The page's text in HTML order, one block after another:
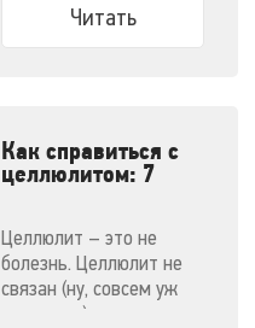
ручную кладь и не
дадут испортить
Читать
Как справиться с
целлюлитом: 7
Целлюлит – это не
болезнь. Целлюлит не
связан (ну, совсем уж
напрямую) с ожирением.